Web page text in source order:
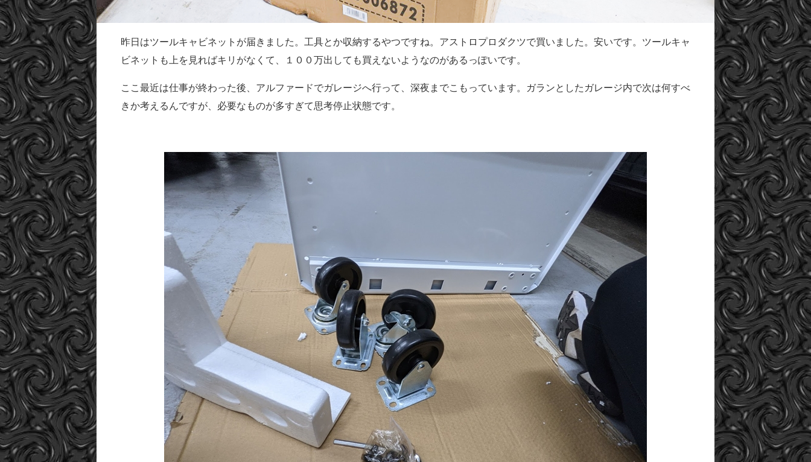
昨日はツールキャビネットが届きました。工具とか収納するやつですね。アストロプロダクツで買いました。安いです。ツールキャ
ビネットも上を見ればキリがなくて、１００万出しても買えないようなのがあるっぽいです。
ここ最近は仕事が終わった後、アルファードでガレージへ行って、深夜までこもっています。ガランとしたガレージ内で次は何すべ
きか考えるんですが、必要なものが多すぎて思考停止状態です。